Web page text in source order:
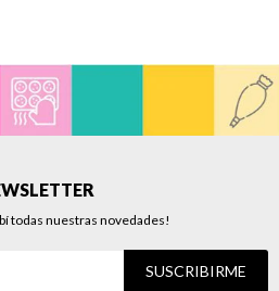
todas nuestras novedades!
SUSCRIBIRME